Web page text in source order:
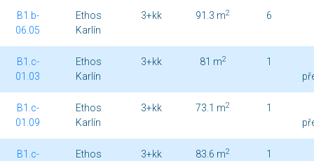
B1.b-
06.05
Ethos
Karlín
3+kk 91.3 m2 6
B1.c-
01.03
Ethos
Karlín
3+kk 81 m2
1
B1.c-
01.09
Ethos
Karlín
3+kk 73.1 m2
1
B1.c- Ethos 3+kk 83.6 m2 1